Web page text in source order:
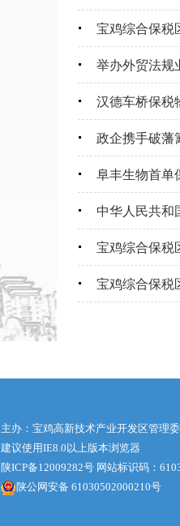
宝鸡综合保税
举办外贸法规
汉德车桥保税
政企携手破藩
阜丰生物首单
中华人民共和
宝鸡综合保税
宝鸡综合保税
主办：宝鸡高新技术产业开发区管理
建议使用IE8.0以上版本浏览器
陕ICP备12009282号 网站标识码：
陕公网安备 61030502000210号